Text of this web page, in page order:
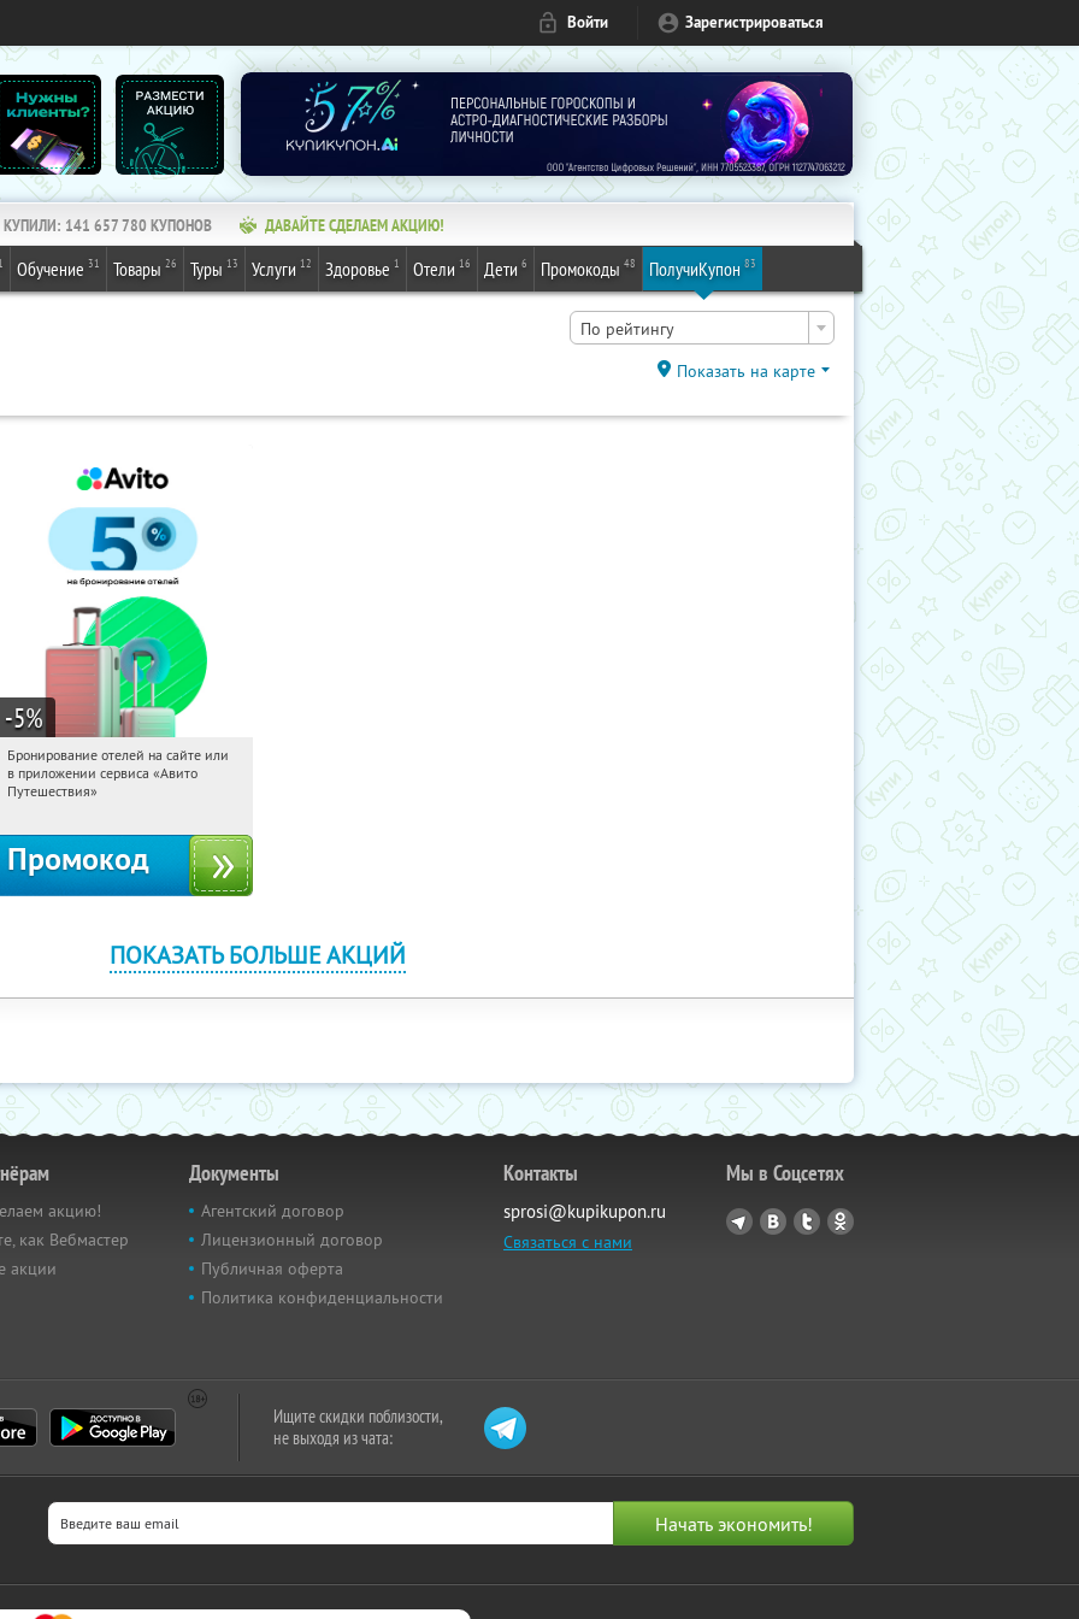
Войти Зарегистрироваться
КУПИЛИ: 141 657 781КУПОНОВ ДАВАЙТЕ СДЕЛАЕМ АКЦИЮ!
1 Обучение 31 Товары 26 Туры 13 Услуги 12 Здоровье 1 Отели 16 Дети 6 Промокоды 48 ПолучиКупон 83
По рейтингу
Показать на карте
-5%
20:49:58
Получи первым!
Россия
Бронирование отелей на сайте или
в приложении сервиса «Авито
Путешествия»
Промокод
ПОКАЗАТЬ БОЛЬШЕ АКЦИЙ
акцию!
как Вебмастер
акции
Документы
Агентский договор
Лицензионный договор
Публичная оферта
Политика конфиденциальности
Контакты
sprosi@kupikupon.ru
Связаться с нами
Мы в Соцсетях
Ищите скидки поблизости,
не выходя из чата: